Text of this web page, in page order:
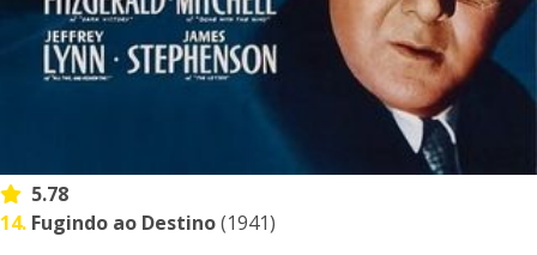
5.78
14. Fugindo ao Destino(1941)